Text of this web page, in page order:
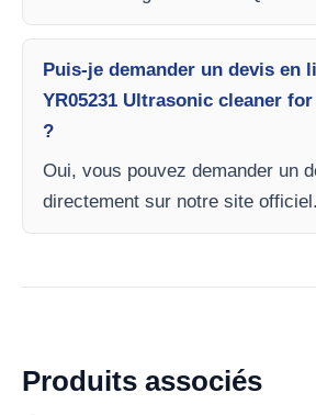
Puis-je demander un devis en
YR05231 Ultrasonic cleaner
?
Oui, vous pouvez demander un
directement sur notre site
Produits associés